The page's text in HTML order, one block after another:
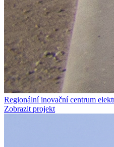
Regionální inovační centrum
Zobrazit projekt